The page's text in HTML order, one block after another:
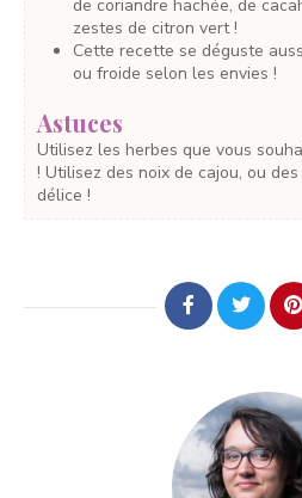
de coriandre hachée, de
zestes de citron vert !
Cette recette se déguste aussi bien chaude, que tiède
ou froide selon les envies !
Astuces
Utilisez les herbes que vous souhaitez, et variez les saveurs
! Utilisez des noix de cajou, ou
délice !